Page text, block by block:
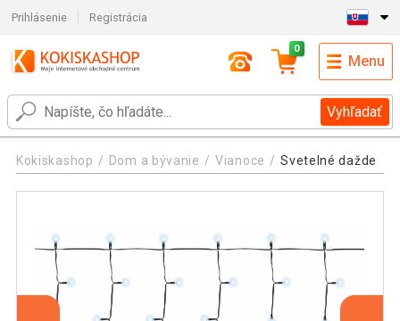
Prihlásenie Registrácia
Vyhľadať
0
Menu
Kokiskashop Dom a bývanie Vianoce Svetelné dažde